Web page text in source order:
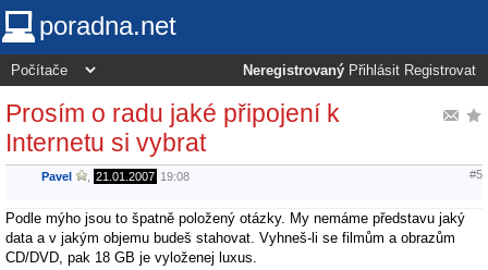
poradna.net
Neregistrovaný Přihlásit Registrovat
Prosím o radu jaké připojení k
Internetu si vybrat
Pavel 21.01.2007 19:08 #5
Podle mýho jsou to špatně položený otázky. My nemáme představu jaký
data a v jakým objemu budeš stahovat. Vyhneš-li se filmům a obrazům
CD/DVD, pak 18 GB je vyloženej luxus.